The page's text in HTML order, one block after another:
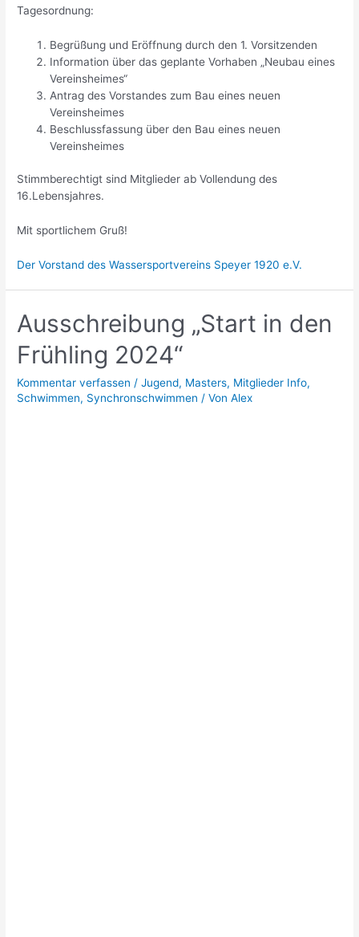
Tagesordnung:
Begrüßung und Eröffnung durch den 1. Vorsitzenden
Information über das geplante Vorhaben „Neubau eines
Vereinsheimes“
Antrag des Vorstandes zum Bau eines neuen
Vereinsheimes
Beschlussfassung über den Bau eines neuen
Vereinsheimes
Stimmberechtigt sind Mitglieder ab Vollendung des
16.Lebensjahres.
Mit sportlichem Gruß!
Der Vorstand des Wassersportvereins Speyer 1920 e.V.
Ausschreibung „Start in den
Frühling 2024“
Kommentar verfassen /Jugend, Masters, Mitglieder Info,
Schwimmen, Synchronschwimmen / VonAlex